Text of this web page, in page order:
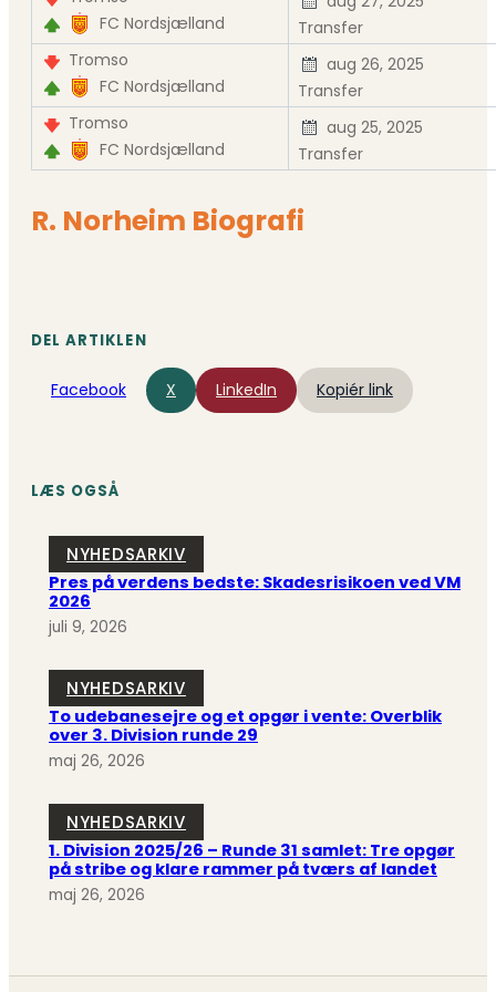
FC Nordsjælland
Transfer
Tromso
FC Nordsjælland
aug 26, 2025
Transfer
Tromso
FC Nordsjælland
aug 25, 2025
Transfer
R. Norheim Biografi
DEL ARTIKLEN
Facebook X LinkedIn Kopiér link
LÆS OGSÅ
NYHEDSARKIV
Pres på verdens bedste: Skadesrisikoen ved VM
2026
juli 9, 2026
NYHEDSARKIV
To udebanesejre og et opgør i vente: Overblik
over 3. Division runde 29
maj 26, 2026
NYHEDSARKIV
1. Division 2025/26 – Runde 31 samlet: Tre opgør
på stribe og klare rammer på tværs af landet
maj 26, 2026